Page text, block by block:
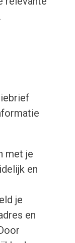
met je
en
je
en